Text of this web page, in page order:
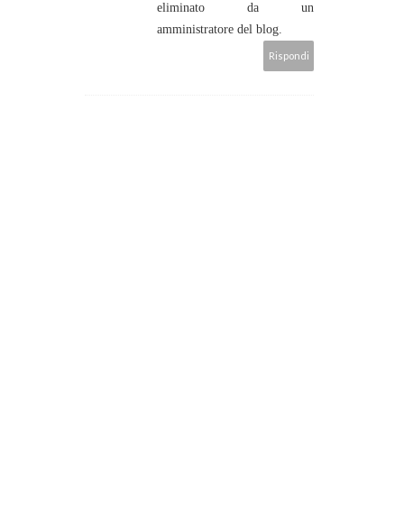
eliminato da un
amministratore del blog.
Rispondi